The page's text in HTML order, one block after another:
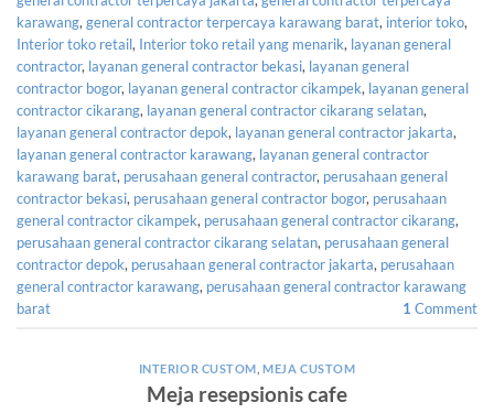
karawang, general contractor terpercaya karawang barat, interior toko,
Interior toko retail, Interior toko retail yang menarik, layanan general
contractor, layanan general contractor bekasi, layanan general
contractor bogor, layanan general contractor cikampek, layanan general
contractor cikarang, layanan general contractor cikarang selatan,
layanan general contractor depok, layanan general contractor jakarta,
layanan general contractor karawang, layanan general contractor
karawang barat, perusahaan general contractor, perusahaan general
contractor bekasi, perusahaan general contractor bogor, perusahaan
general contractor cikampek, perusahaan general contractor cikarang,
perusahaan general contractor cikarang selatan, perusahaan general
contractor depok, perusahaan general contractor jakarta, perusahaan
general contractor karawang, perusahaan general contractor karawang
barat
1 Comment
INTERIOR CUSTOM ,MEJA CUSTOM
Meja resepsionis cafe